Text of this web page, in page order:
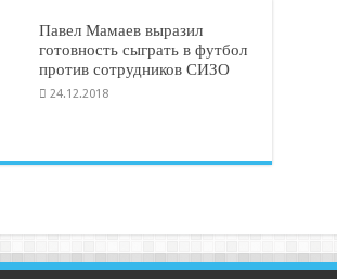
Павел Мамаев выразил
готовность сыграть в футбол
против сотрудников СИЗО
24.12.2018